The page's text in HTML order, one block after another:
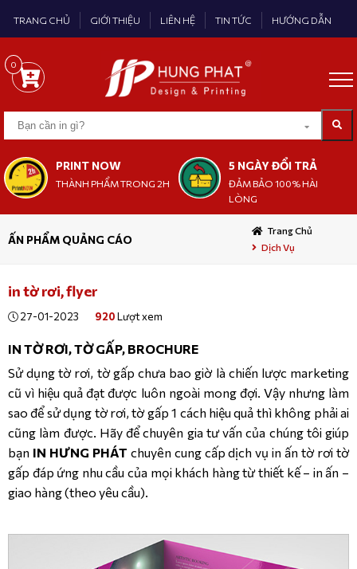
TRANG CHỦ GIỚI THIỆU LIÊN HỆ TIN TỨC HƯỚNG DẪN
0
PRINT NOW
THÀNH PHẨM TRONG 2H
5 NGÀY ĐỔI TRẢ
ĐẢM BẢO 100% HÀI
LÒNG
ẤN PHẨM QUẢNG CÁO
Trang Chủ
Dịch Vụ
in tờ rơi, flyer
27-01-2023 920Lượt xem
IN TỜ RƠI, TỜ GẤP, BROCHURE
Sử dụng tờ rơi, tờ gấp chưa bao giờ là chiến lược marketing
cũ vì hiệu quả đạt được luôn ngoài mong đợi. Vậy nhưng làm
sao để sử dụng tờ rơi, tờ gấp 1 cách hiệu quả thì không phải ai
cũng làm được. Hãy để chuyên gia tư vấn của chúng tôi giúp
bạn IN HƯNG PHÁT chuyên cung cấp dịch vụ in ấn tờ rơi tờ
gấp đáp ứng nhu cầu của mọi khách hàng từ thiết kế – in ấn –
giao hàng (theo yêu cầu).